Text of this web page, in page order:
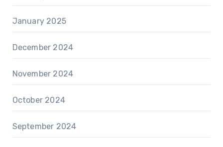
January 2025
December 2024
November 2024
October 2024
September 2024